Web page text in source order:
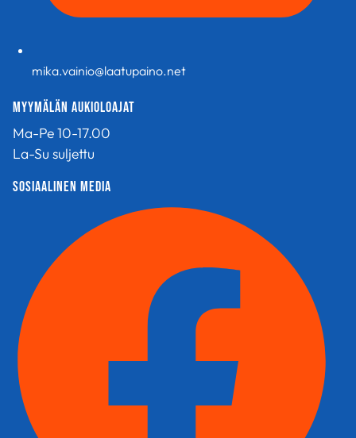
mika.vainio@laatupaino.net
Myymälän aukioloajat
Ma-Pe 10-17.00
La-Su suljettu
sosiaalinen media